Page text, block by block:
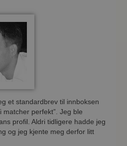
et standardbrev til innboksen
matcher perfekt”. Jeg ble
profil. Aldri tidligere hadde jeg
og jeg kjente meg derfor litt